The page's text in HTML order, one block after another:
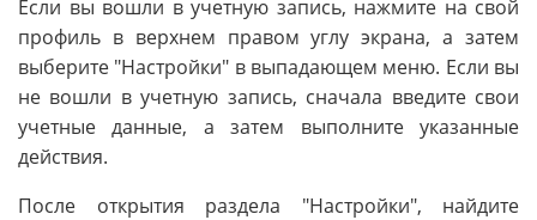
Если вы вошли в учетную запись, нажмите на свой
профиль в верхнем правом углу экрана, а затем
выберите "Настройки" в выпадающем меню. Если вы
не вошли в учетную запись, сначала введите свои
учетные данные, а затем выполните указанные
действия.
После открытия раздела "Настройки", найдите